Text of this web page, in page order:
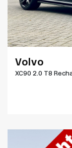
Volvo
XC90 2.0 T8